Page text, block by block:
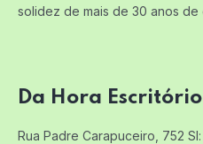
solidez de mais de 30 anos
Da Hora Escritório
Rua Padre Carapuceiro, 752 Sl: